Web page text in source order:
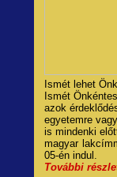
Ismét lehet
Ismét
azok
egyetemre
is mindenki
magyar
05-én indul.
További